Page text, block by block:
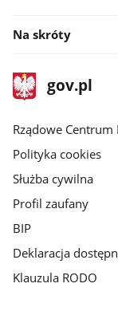
Na skróty
stopka
gov.plStrona
gov.pl
Rządowe Centrum
Polityka cookies
Służba cywilna
Profil zaufany
BIP
Deklaracja
Klauzula RODO